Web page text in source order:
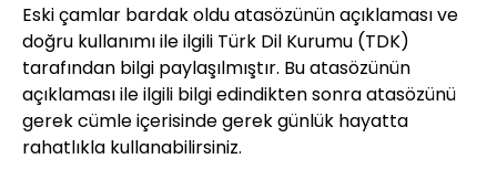
Eski çamlar bardak oldu atasözünün açıklaması ve
doğru kullanımı ile ilgili Türk Dil Kurumu (TDK)
tarafından bilgi paylaşılmıştır. Bu atasözünün
açıklaması ile ilgili bilgi edindikten sonra atasözünü
gerek cümle içerisinde gerek günlük hayatta
rahatlıkla kullanabilirsiniz.